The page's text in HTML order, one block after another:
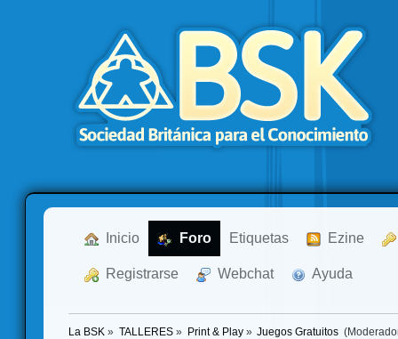
Inicio Foro Etiquetas Ezine
Registrarse Webchat Ayuda
La BSK » TALLERES» Print & Play» Juegos Gratuitos